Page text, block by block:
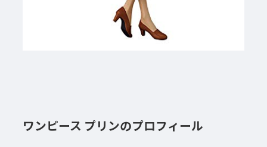
ワンピース プリンのプロフィール